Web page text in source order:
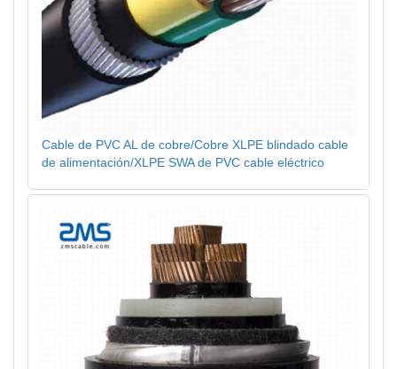
Cable de PVC AL de cobre/Cobre XLPE blindado cable
de alimentación/XLPE SWA de PVC cable eléctrico